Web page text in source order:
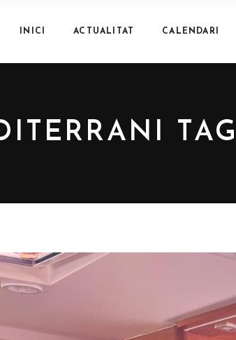
INICI ACTUALITAT CALENDARI
TAG